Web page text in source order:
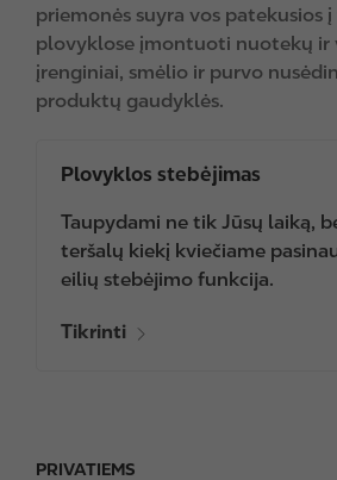
priemonės suyra vos patekusios
plovyklose įmontuoti nuotekų ir
įrenginiai, smėlio ir purvo
produktų gaudyklės.
Plovyklos stebėjimas
Taupydami ne tik Jūsų laiką,
teršalų kiekį kviečiame
eilių stebėjimo funkcija.
Tikrinti
F
PRIVATIEMS